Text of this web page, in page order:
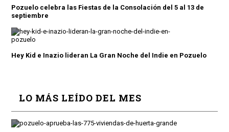
Pozuelo celebra las Fiestas de la Consolación del 5 al 13 de
septiembre
Hey Kid e Inazio lideran La Gran Noche del Indie en Pozuelo
LO MÁS LEÍDO DEL MES